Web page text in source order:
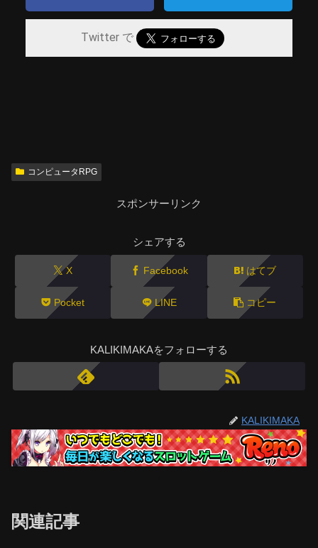
Twitter で
コンピュータRPG
スポンサーリンク
シェアする
X Facebook はてブ
Pocket LINE コピー
KALIKIMAKAをフォローする
KALIKIMAKA
関連記事